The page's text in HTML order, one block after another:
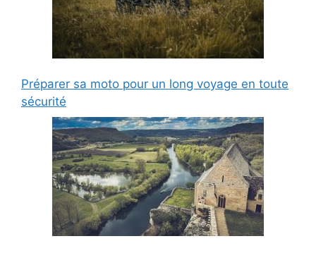
Préparer sa moto pour un long voyage en toute
sécurité